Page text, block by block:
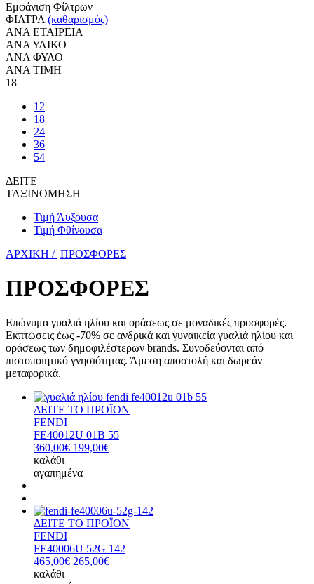
Εμφάνιση Φίλτρων
ΦΙΛΤΡΑ (καθαρισμός)
ΑΝΑ ΕΤΑΙΡΕΙΑ
ΑΝΑ ΥΛΙΚΟ
ΑΝΑ ΦΥΛΟ
ΑΝΑ ΤΙΜΗ
18
12
18
24
36
54
ΔΕΙΤΕ
ΤΑΞΙΝΟΜΗΣΗ
Τιμή Άυξουσα
Τιμή Φθίνουσα
ΑΡΧΙΚΗ / ΠΡΟΣΦΟΡΕΣ
ΠΡΟΣΦΟΡΕΣ
Επώνυμα γυαλιά ηλίου και οράσεως σε μοναδικές προσφορές.
Εκπτώσεις έως -70% σε ανδρικά και γυναικεία γυαλιά ηλίου και
οράσεως των δημοφιλέστερων brands. Συνοδεύονται από
πιστοποιητικό γνησιότητας. Άμεση αποστολή και δωρεάν
μεταφορικά.
ΔΕΙΤΕ ΤΟ ΠΡΟΪΟΝ
FENDI
FE40012U 01B 55
360,00€ 199,00€
καλάθι
αγαπημένα
ΔΕΙΤΕ ΤΟ ΠΡΟΪΟΝ
FENDI
FE40006U 52G 142
465,00€ 265,00€
καλάθι